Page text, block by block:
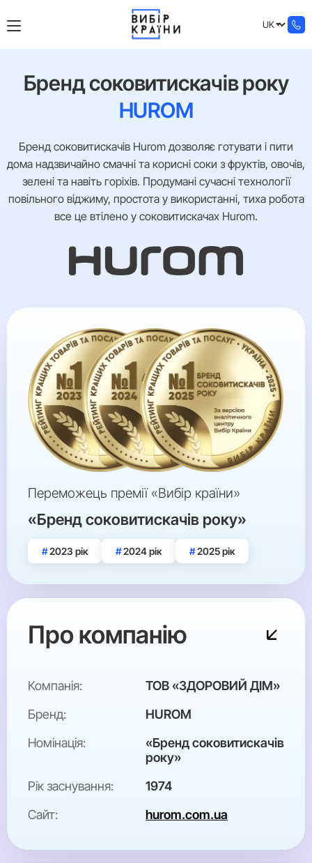
Бренд соковитискачів року
HUROM
Бренд соковитискачів Hurom дозволяє готувати і пити
дома надзвичайно смачні та корисні соки з фруктів, овочів,
зелені та навіть горіхів. Продумані сучасні технології
повільного віджиму, простота у використанні, тиха робота
все це втілено у соковитискачах Hurom.
Переможець премії «Вибір країни»
«Бренд соковитискачів року»
2023 рік 2024 рік 2025 рік
Про компанію
Компанія:
ТОВ «ЗДОРОВИЙ ДІМ»
Бренд:
HUROM
Номінація:
«Бренд соковитискачів
року»
Рік заснування:
1974
Сайт:
hurom.com.ua